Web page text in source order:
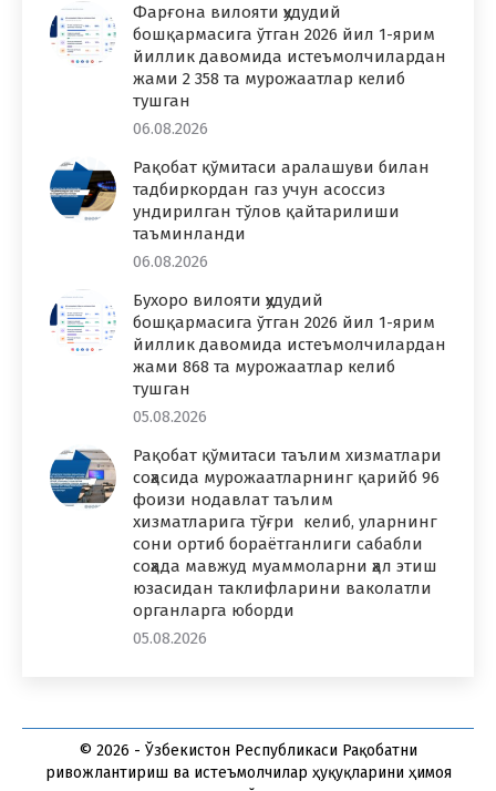
Фарғона вилояти ҳудудий
бошқармасига ўтган 2026 йил 1-ярим
йиллик давомида истеъмолчилардан
жами 2 358 та мурожаатлар келиб
тушган
06.08.2026
Рақобат қўмитаси аралашуви билан
тадбиркордан газ учун асоссиз
ундирилган тўлов қайтарилиши
таъминланди
06.08.2026
Бухоро вилояти ҳудудий
бошқармасига ўтган 2026 йил 1-ярим
йиллик давомида истеъмолчилардан
жами 868 та мурожаатлар келиб
тушган
05.08.2026
Рақобат қўмитаси таълим хизматлари
соҳасида мурожаатларнинг қарийб 96
фоизи нодавлат таълим
хизматларига тўғри келиб, уларнинг
сони ортиб бораётганлиги сабабли
соҳада мавжуд муаммоларни ҳал этиш
юзасидан таклифларини ваколатли
органларга юборди
05.08.2026
© 2026 - Ўзбекистон Республикаси Рақобатни
ривожлантириш ва истеъмолчилар ҳуқуқларини ҳимоя